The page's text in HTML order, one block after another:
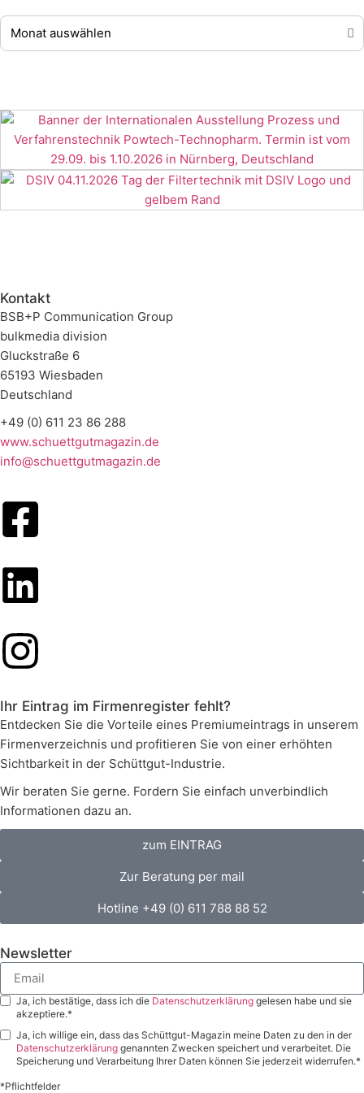
Kontakt
BSB+P Communication Group
bulkmedia division
Gluckstraße 6
65193 Wiesbaden
Deutschland
+49 (0) 611 23 86 288
www.schuettgutmagazin.de
info@schuettgutmagazin.de
Ihr Eintrag im Firmenregister fehlt?
Entdecken Sie die Vorteile eines Premiumeintrags in unserem
Firmenverzeichnis und profitieren Sie von einer erhöhten
Sichtbarkeit in der Schüttgut-Industrie.
Wir beraten Sie gerne. Fordern Sie einfach unverbindlich
Informationen dazu an.
zum EINTRAG
Zur Beratung per mail
Hotline +49 (0) 611 788 88 52
Newsletter
Ja, ich bestätige, dass ich die Datenschutzerklärung gelesen habe und sie
akzeptiere.*
Ja, ich willige ein, dass das Schüttgut-Magazin meine Daten zu den in der
Datenschutzerklärung genannten Zwecken speichert und verarbeitet. Die
Speicherung und Verarbeitung Ihrer Daten können Sie jederzeit widerrufen.*
*Pflichtfelder